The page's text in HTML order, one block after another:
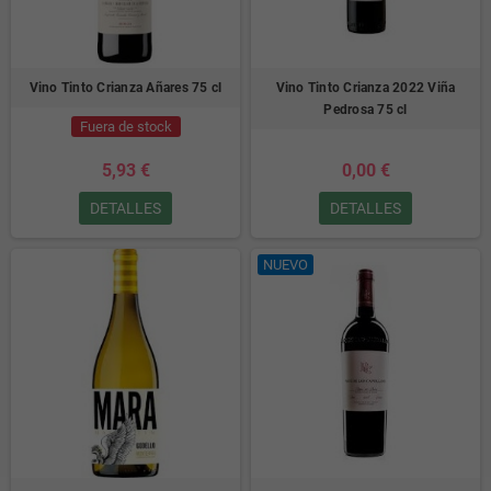
Vino Tinto Crianza Añares 75 cl
Fuera de stock
5,93 €
DETALLES
Vino Tinto Crianza 2022 Viña
Pedrosa 75 cl
0,00 €
DETALLES
NUEVO